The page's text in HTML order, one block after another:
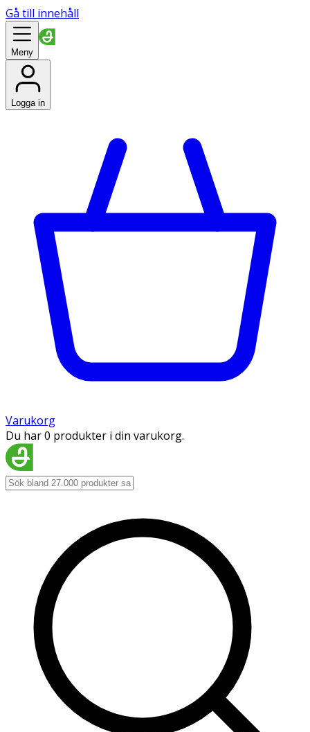
Gå till innehåll
Meny
Logga in
Varukorg
Du har 0 produkter i din varukorg.